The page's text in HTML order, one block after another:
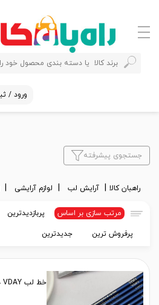
ورود /
جستجوی پیشرفته
راهبان کالا آرایش لب لوازم آرایشی
مرتب سازی بر اساس پربازدیدترین
پرفروش ترین جدیدترین
خط لب VDAY در 12 رنگ متنوع